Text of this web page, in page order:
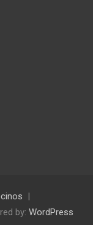
by: WordPress